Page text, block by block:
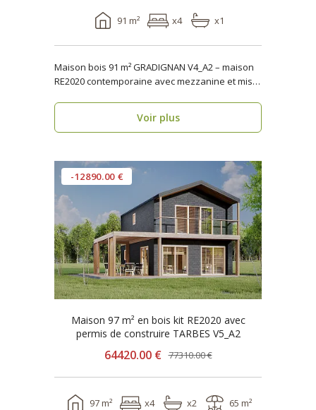
91 m² x4 x1
Maison bois 91 m² GRADIGNAN V4_A2 – maison
RE2020 contemporaine avec mezzanine et mise
Voir plus
-12890.00 €
Maison 97 m² en bois kit RE2020 avec
permis de construire TARBES V5_A2
64420.00 € 77310.00 €
97 m² x4 x2 65 m²